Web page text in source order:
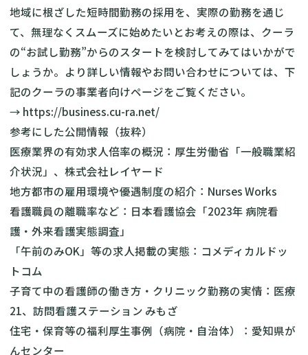
地域に根ざした短時間勤務の採用を、実際の勤務を通じ
て、無理なくスムーズに始めたいとお考えの際は、クーラ
の“お試し勤務”からのスタートを検討してみてはいかがで
しょうか。より詳しい情報やお問い合わせについては、下
記のクーラの事業者向けページをご覧ください。
→ https://business.cu-ra.net/
参考にした公開情報（抜粋）
医療業界の有効求人倍率の概況：厚生労働省「一般職業紹
介状況」、株式会社レイヤード
地方都市の雇用環境や優遇制度の紹介：Nurses Works
看護職員の離職率など：日本看護協会「2023年 病院看
護・外来看護実態調査」
「午前のみOK」等の求人掲載の実態：コメディカルドッ
トコム
子育て中の看護師の働き方・クリニック勤務の実情：医療
21、訪問看護ステーション みもざ
住宅・保育等の福利厚生事例（病院・自治体）：愛知県が
んセンター